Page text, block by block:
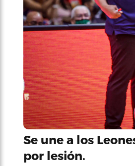
Se une a los
por lesión.